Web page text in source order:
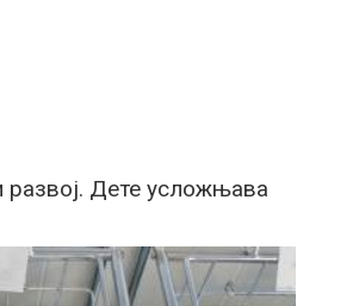
развој. Дете усложњава